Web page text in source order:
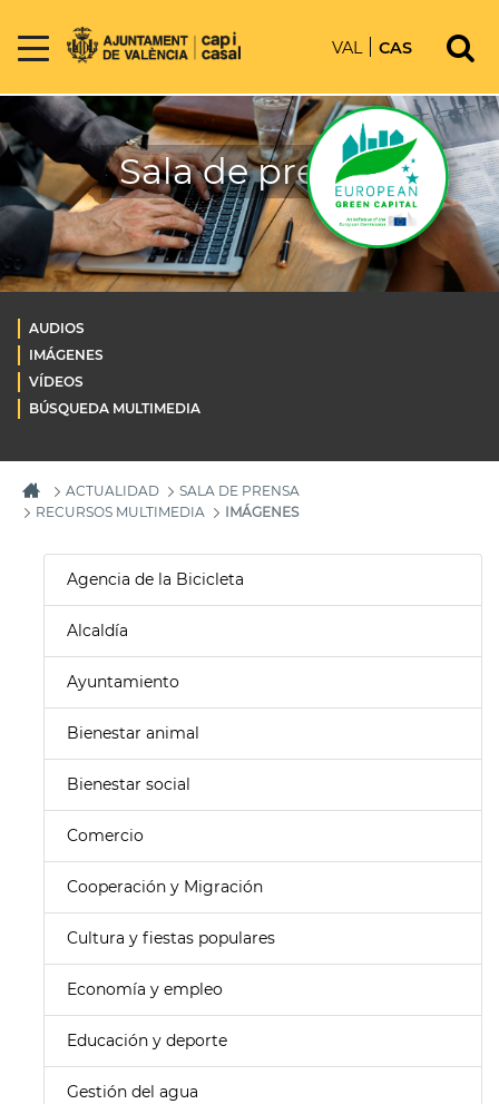
VAL CAS
Sala de prensa
AUDIOS
IMÁGENES
VÍDEOS
BÚSQUEDA MULTIMEDIA
ACTUALIDAD
SALA DE PRENSA
RECURSOS MULTIMEDIA
IMÁGENES
Agencia de la Bicicleta
Alcaldía
Ayuntamiento
Bienestar animal
Bienestar social
Comercio
Cooperación y Migración
Cultura y fiestas populares
Economía y empleo
Educación y deporte
Gestión del agua